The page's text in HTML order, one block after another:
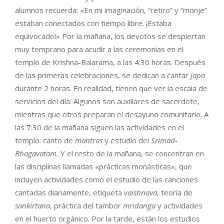
alumnos recuerda: «En mi imaginación, “retiro” y “monje”
estaban conectados con tiempo libre. ¡Estaba
equivocado!» Por la mañana, los devotos se despiertan
muy temprano para acudir a las ceremonias en el
templo de Krishna-Balarama, a las 4:30 horas. Después
de las primeras celebraciones, se dedican a cantar japa
durante 2 horas. En realidad, tienen que ver la escala de
servicios del día. Algunos son auxiliares de sacerdote,
mientras que otros preparan el desayuno comunitario. A
las 7:30 de la mañana siguen las actividades en el
templo: canto de mantras y estudio del Srimad-
Bhagavatam. Y el resto de la mañana, se concentran en
las disciplinas llamadas «prácticas monásticas», que
incluyen actividades como el estudio de las canciones
cantadas diariamente, etiqueta vaishnava, teoría de
sankirtana, práctica del tambor mridanga y actividades
en el huerto orgánico. Por la tarde, están los estudios